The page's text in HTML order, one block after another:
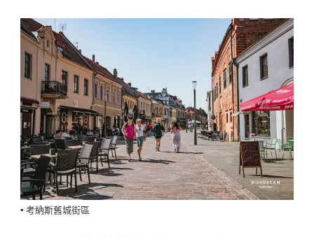
▪️ 考納斯舊城街區